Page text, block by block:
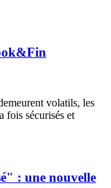
volatils, les
fois sécurisés et
: une nouvelle